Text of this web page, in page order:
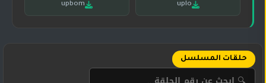
uplo
upbom
حلقات المسلسل